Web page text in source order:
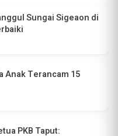
Sungai Sigeaon di
Anak Terancam 15
PKB Taput: